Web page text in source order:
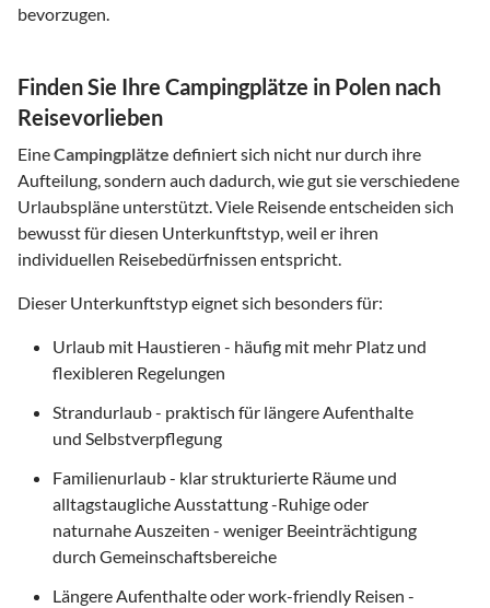
bevorzugen.
Finden Sie Ihre Campingplätze in Polen nach
Reisevorlieben
EineCampingplätze definiert sich nicht nur durch ihre
Aufteilung, sondern auch dadurch, wie gut sie verschiedene
Urlaubspläne unterstützt. Viele Reisende entscheiden sich
bewusst für diesen Unterkunftstyp, weil er ihren
individuellen Reisebedürfnissen entspricht.
Dieser Unterkunftstyp eignet sich besonders für:
Urlaub mit Haustieren - häufig mit mehr Platz und
flexibleren Regelungen
Strandurlaub - praktisch für längere Aufenthalte
und Selbstverpflegung
Familienurlaub - klar strukturierte Räume und
alltagstaugliche Ausstattung -Ruhige oder
naturnahe Auszeiten - weniger Beeinträchtigung
durch Gemeinschaftsbereiche
Längere Aufenthalte oder work-friendly Reisen -